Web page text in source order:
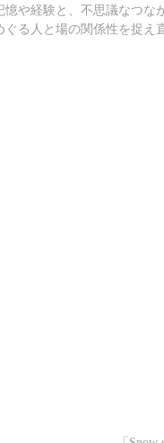
や経験と、不思議なつな
る人と場の関係性を捉え